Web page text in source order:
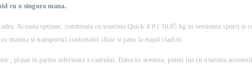
cu o singura mana.
Aceasta optiune, combinata cu usurinta Quick 4.0 ( 10,85 kg in versiunea sport)
masina si transportul confortabil chiar si pana la etajul cladirii.
, plasat in partea inferioara a cadrului. Datorita acesteia, puteti lua cu usurinta